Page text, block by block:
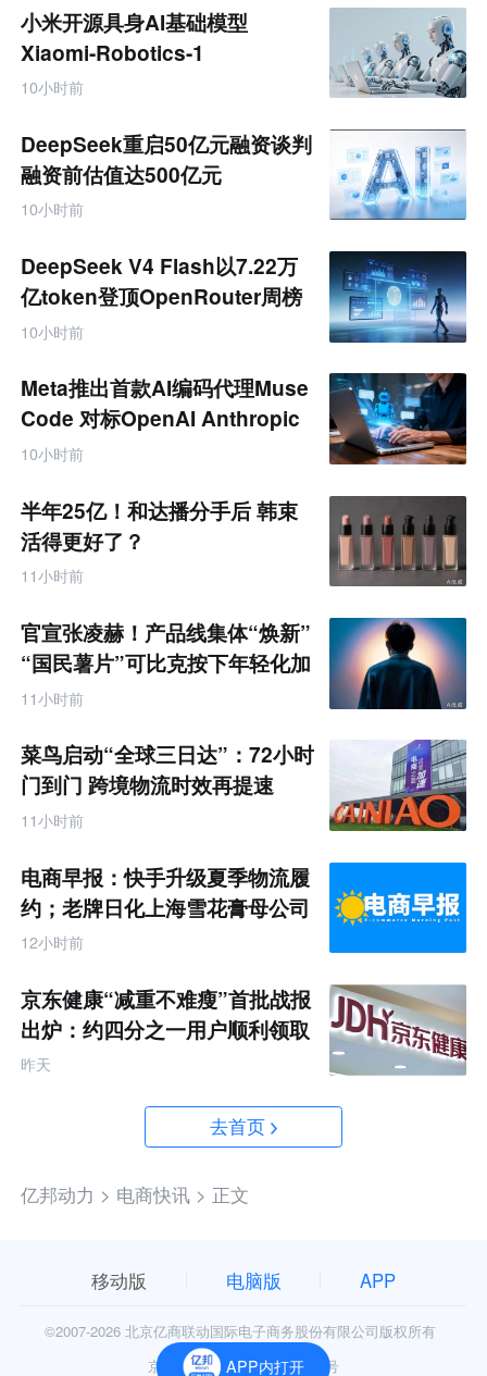
商
产
业
互
联
网
小米开源具身AI基础模型
Xiaomi-Robotics-1
10小时前
DeepSeek重启50亿元融资谈判
融资前估值达500亿元
10小时前
DeepSeek V4 Flash以7.22万
亿token登顶OpenRouter周榜
10小时前
Meta推出首款AI编码代理Muse
Code 对标OpenAI Anthropic
10小时前
半年25亿！和达播分手后 韩束
活得更好了？
11小时前
官宣张凌赫！产品线集体“焕新”
“国民薯片”可比克按下年轻化加
速键
11小时前
菜鸟启动“全球三日达”：72小时
门到门 跨境物流时效再提速
11小时前
电商早报：快手升级夏季物流履
约；老牌日化上海雪花膏母公司
破产
12小时前
京东健康“减重不难瘦”首批战报
出炉：约四分之一用户顺利领取
200元挑战金
昨天
去首页
亿邦动力 > 电商快讯 > 正文
APP内打开
移动版 电脑版 APP
©2007-2026 北京亿商联动国际电子商务股份有限公司版权所有
京公网安备11010602006906号